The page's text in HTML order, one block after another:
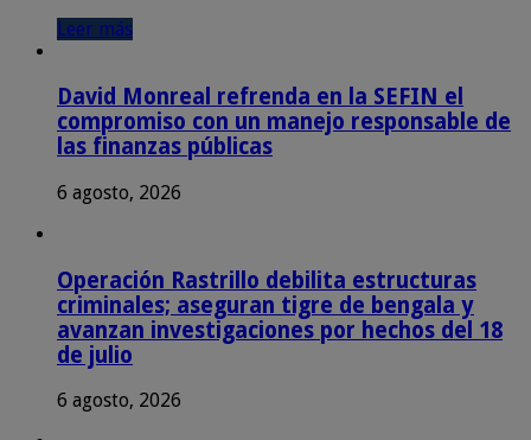
Leer más
David Monreal refrenda en la SEFIN el
compromiso con un manejo responsable de
las finanzas públicas
6 agosto, 2026
Operación Rastrillo debilita estructuras
criminales; aseguran tigre de bengala y
avanzan investigaciones por hechos del 18
de julio
6 agosto, 2026